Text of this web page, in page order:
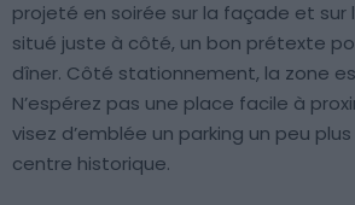
projeté en soirée sur la façade et sur
situé juste à côté, un bon prétexte
dîner. Côté stationnement, la zone
N’espérez pas une place facile à
visez d’emblée un parking un peu
centre historique.